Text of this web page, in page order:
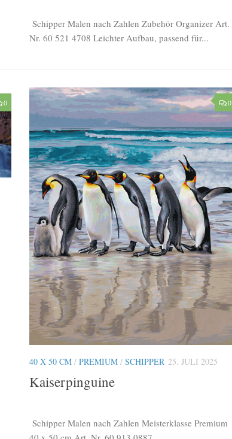
Schipper Malen nach Zahlen Zubehör Organizer Art.
Nr. 60 521 4708 Leichter Aufbau, passend für...
0 0
40 X 50 CM / PREMIUM / SCHIPPER 25. JULI 2025
Kaiserpinguine
Schipper Malen nach Zahlen Meisterklasse Premium